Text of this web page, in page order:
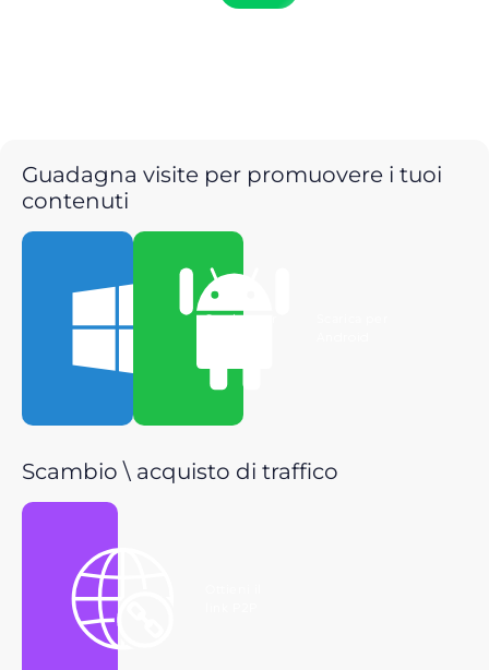
Guadagna visite per promuovere i tuoi
contenuti
Scarica per
Scambio \ acquisto di traffico